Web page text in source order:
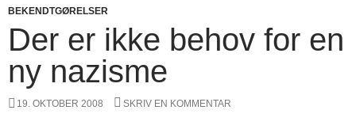
BEKENDTGØRELSER
Der er ikke behov for en
ny nazisme
19. OKTOBER 2008 SKRIV EN KOMMENTAR